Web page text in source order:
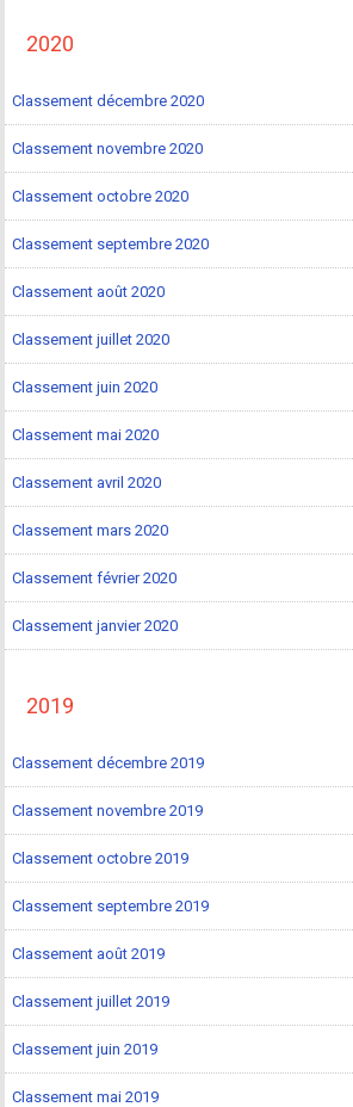
2020
Classement décembre 2020
Classement novembre 2020
Classement octobre 2020
Classement septembre 2020
Classement août 2020
Classement juillet 2020
Classement juin 2020
Classement mai 2020
Classement avril 2020
Classement mars 2020
Classement février 2020
Classement janvier 2020
2019
Classement décembre 2019
Classement novembre 2019
Classement octobre 2019
Classement septembre 2019
Classement août 2019
Classement juillet 2019
Classement juin 2019
Classement mai 2019